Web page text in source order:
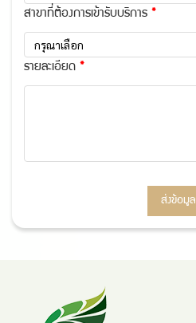
สาขาที่ต้องการเข้ารับบริการ
กรุณาเลือก
รายละเอียด
ส่งข้อมูล